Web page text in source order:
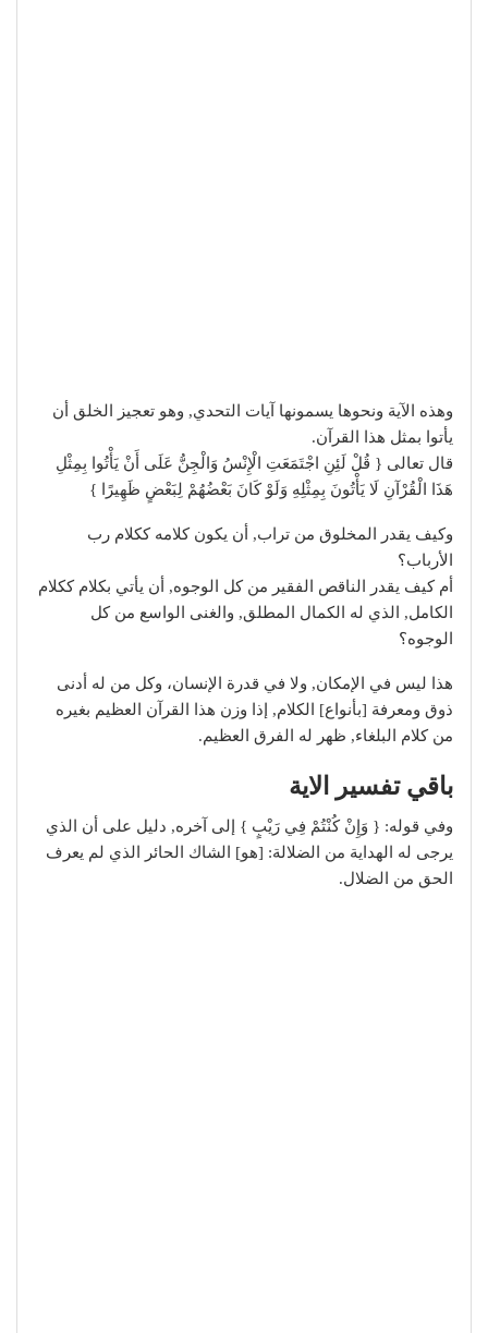
وهذه الآية ونحوها يسمونها آيات التحدي, وهو تعجيز الخلق أن
يأتوا بمثل هذا القرآن.
قال تعالى { قُلْ لَئِنِ اجْتَمَعَتِ الْإِنْسُ وَالْجِنُّ عَلَى أَنْ يَأْتُوا بِمِثْلِ
هَذَا الْقُرْآنِ لَا يَأْتُونَ بِمِثْلِهِ وَلَوْ كَانَ بَعْضُهُمْ لِبَعْضٍ ظَهِيرًا }
وكيف يقدر المخلوق من تراب, أن يكون كلامه ككلام رب
الأرباب؟
أم كيف يقدر الناقص الفقير من كل الوجوه, أن يأتي بكلام ككلام
الكامل, الذي له الكمال المطلق, والغنى الواسع من كل
الوجوه؟
هذا ليس في الإمكان, ولا في قدرة الإنسان، وكل من له أدنى
ذوق ومعرفة [بأنواع] الكلام, إذا وزن هذا القرآن العظيم بغيره
من كلام البلغاء, ظهر له الفرق العظيم.
باقي تفسير الاية
وفي قوله: { وَإِنْ كُنْتُمْ فِي رَيْبٍ } إلى آخره, دليل على أن الذي
يرجى له الهداية من الضلالة: [هو] الشاك الحائر الذي لم يعرف
الحق من الضلال.